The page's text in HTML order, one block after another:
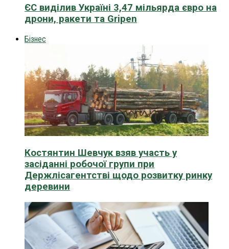
ЄС виділив Україні 3,47 мільярда євро на
дрони, ракети та Gripen
Бізнес
Костянтин Шевчук взяв участь у
засіданні робочої групи при
Держлісагентстві щодо розвитку ринку
деревини